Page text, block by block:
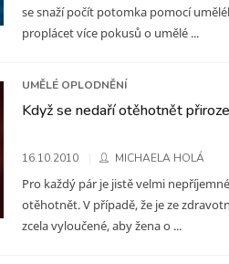
se snaží počít potomka pomocí
proplácet více pokusů o umělé ...
UMĚLÉ OPLODNĚNÍ
Když se nedaří otěhotnět
16.10.2010 MICHAELA HOLÁ
Pro každý pár je jistě velmi
otěhotnět. V případě, že je ze
zcela vyloučené, aby žena o ...